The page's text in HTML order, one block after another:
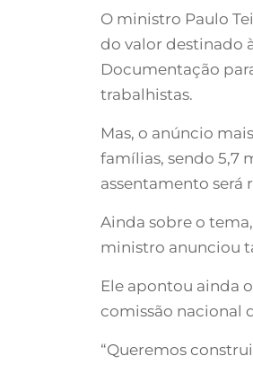
O ministro Paulo
do valor destinado
Documentação
trabalhistas.
Mas, o anúncio
famílias, sendo 5,7
assentamento será
Ainda sobre o
ministro anunciou
Ele apontou ainda
comissão nacional
“Queremos